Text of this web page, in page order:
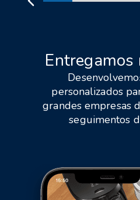
personalizados
grandes empresas
seguimentos